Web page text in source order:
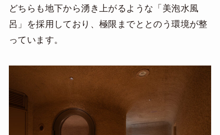
どちらも地下から湧き上がるような「美泡水風
呂」を採用しており、極限までととのう環境が整
っています。